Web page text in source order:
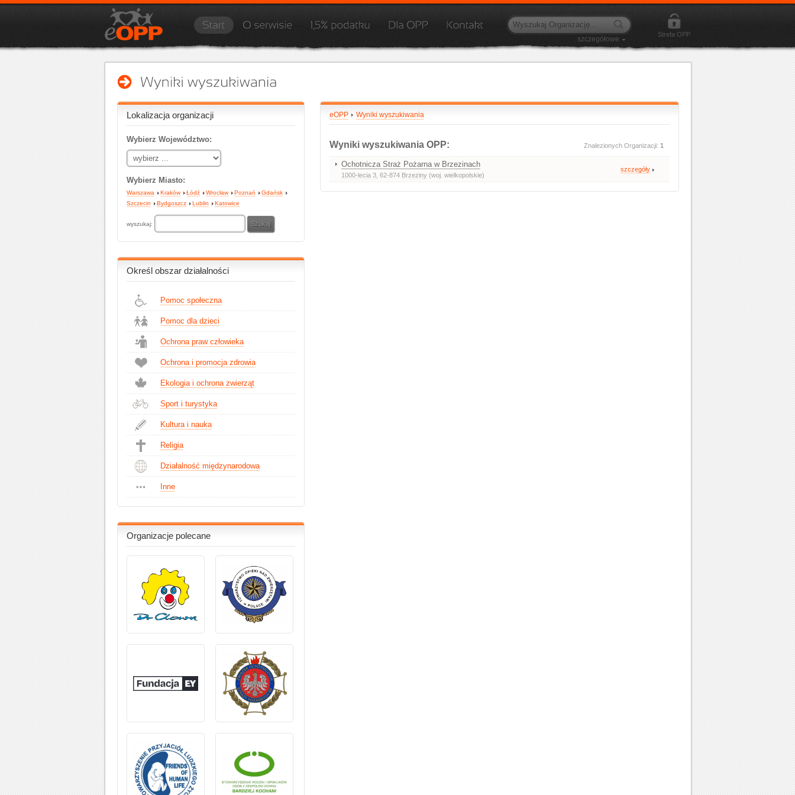
szczegółowe
Strefa OPP
Lokalizacja organizacji
Wybierz Województwo:
Wybierz Miasto:
Warszawa Kraków Łódź Wrocław Poznań
Gdańsk
Szczecin
Bydgoszcz Lublin Katowice
wyszukaj:
Określ obszar działalności
Pomoc społeczna
Pomoc dla dzieci
Ochrona praw człowieka
Ochrona i promocja zdrowia
Ekologia i ochrona zwierząt
Sport i turystyka
Kultura i nauka
Religia
Działalność międzynarodowa
Inne
Organizacje polecane
eOPP Wyniki wyszukiwania
Znalezionych Organizacji: 1
Wyniki wyszukiwania OPP:
Ochotnicza Straż Pożarna w Brzezinach
1000-lecia 3 , 62-874 Brzeziny (woj. wielkopolskie)
szczegóły